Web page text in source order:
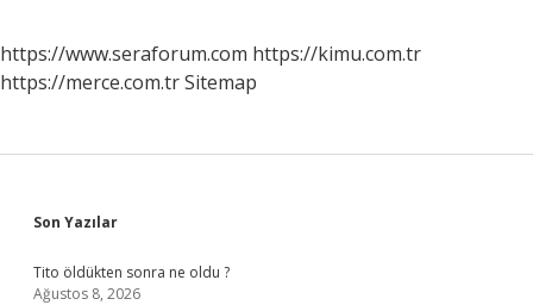
https://www.seraforum.com https://kimu.com.tr
https://merce.com.trSitemap
Sidebar
Son Yazılar
Tito öldükten sonra ne oldu ?
Ağustos 8, 2026